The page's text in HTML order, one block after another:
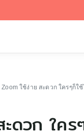
Zoom ใช้ง่าย สะดวก ใครๆก็ใช้
ดวก ใคร